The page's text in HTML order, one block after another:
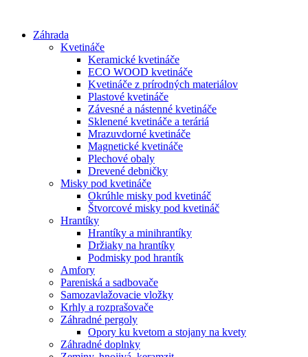
obsah
Záhrada
Kvetináče
Keramické kvetináče
ECO WOOD kvetináče
Kvetináče z prírodných materiálov
Plastové kvetináče
Závesné a nástenné kvetináče
Sklenené kvetináče a teráriá
Mrazuvdorné kvetináče
Magnetické kvetináče
Plechové obaly
Drevené debničky
Misky pod kvetináče
Okrúhle misky pod kvetináč
Štvorcové misky pod kvetináč
Hrantíky
Hrantíky a minihrantíky
Držiaky na hrantíky
Podmisky pod hrantík
Amfory
Pareniská a sadbovače
Samozavlažovacie vložky
Krhly a rozprašovače
Záhradné pergoly
Opory ku kvetom a stojany na kvety
Záhradné doplnky